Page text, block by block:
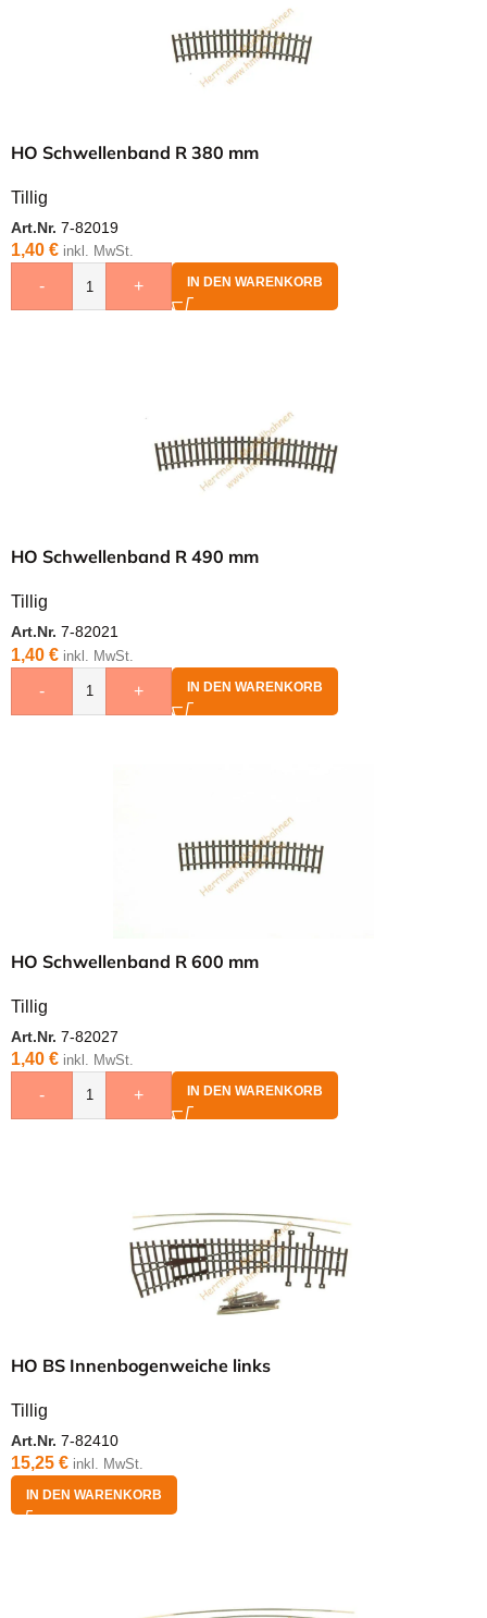
HO Schwellenband R 380 mm
Tillig
Art.Nr. 7-82019
1,40 € inkl. MwSt.
- + IN DEN WARENKORB
HO Schwellenband R 490 mm
Tillig
Art.Nr. 7-82021
1,40 € inkl. MwSt.
- + IN DEN WARENKORB
HO Schwellenband R 600 mm
Tillig
Art.Nr. 7-82027
1,40 € inkl. MwSt.
- + IN DEN WARENKORB
HO BS Innenbogenweiche links
Tillig
Art.Nr. 7-82410
15,25 € inkl. MwSt.
IN DEN WARENKORB